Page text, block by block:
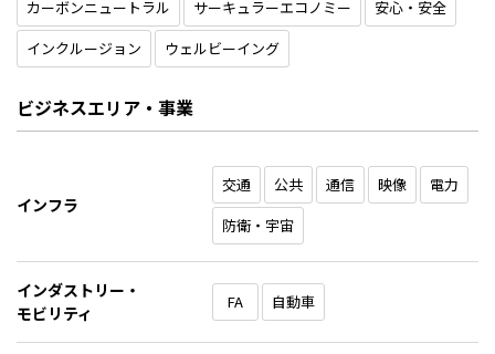
カーボンニュートラル サーキュラーエコノミー
安心・安全
インクルージョン
ウェルビーイング
ビジネスエリア・事業
インフラ
交通 公共 通信 映像
電力
防衛・宇宙
インダストリー・
モビリティ
FA 自動車